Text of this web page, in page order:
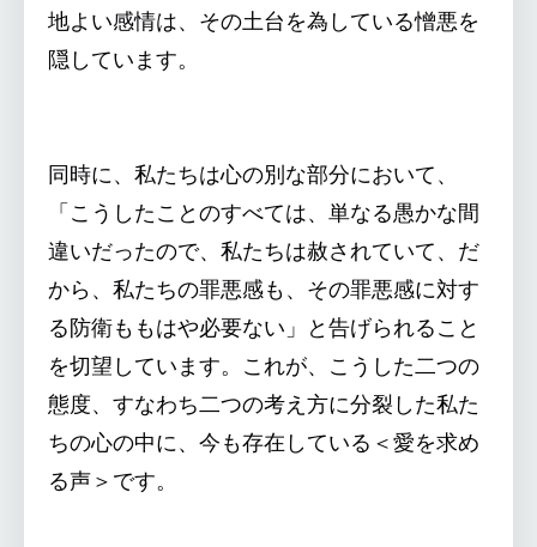
地よい感情は、その土台を為している憎悪を
隠しています。
同時に、私たちは心の別な部分において、
「こうしたことのすべては、単なる愚かな間
違いだったので、私たちは赦されていて、だ
から、私たちの罪悪感も、その罪悪感に対す
る防衛ももはや必要ない」と告げられること
を切望しています。これが、こうした二つの
態度、すなわち二つの考え方に分裂した私た
ちの心の中に、今も存在している＜愛を求め
る声＞です。